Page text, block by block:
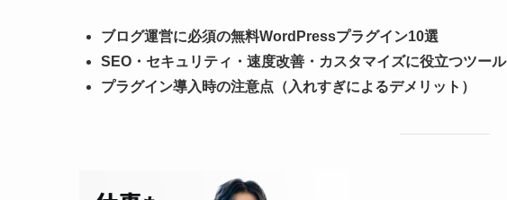
ブログ運営に必須の無料WordPressプラグイン10選
SEO・セキュリティ・速度改善・カスタマイズに役立つツール
プラグイン導入時の注意点（入れすぎによるデメリット）